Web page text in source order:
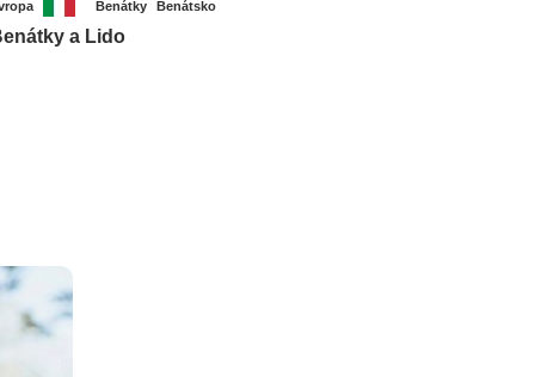
Benátky Benátsko
a Lido